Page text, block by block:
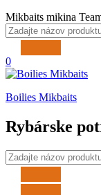
Mikbaits mikina
0
Boilies Mikbaits
Rybárske